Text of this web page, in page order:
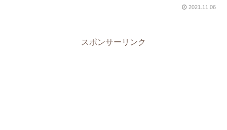
2021.11.06
スポンサーリンク